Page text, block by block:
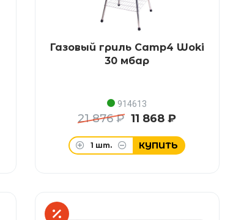
Газовый гриль Camp4 Woki
30 мбар
914613
21 876 ₽ 11 868 ₽
1 шт. КУПИТЬ